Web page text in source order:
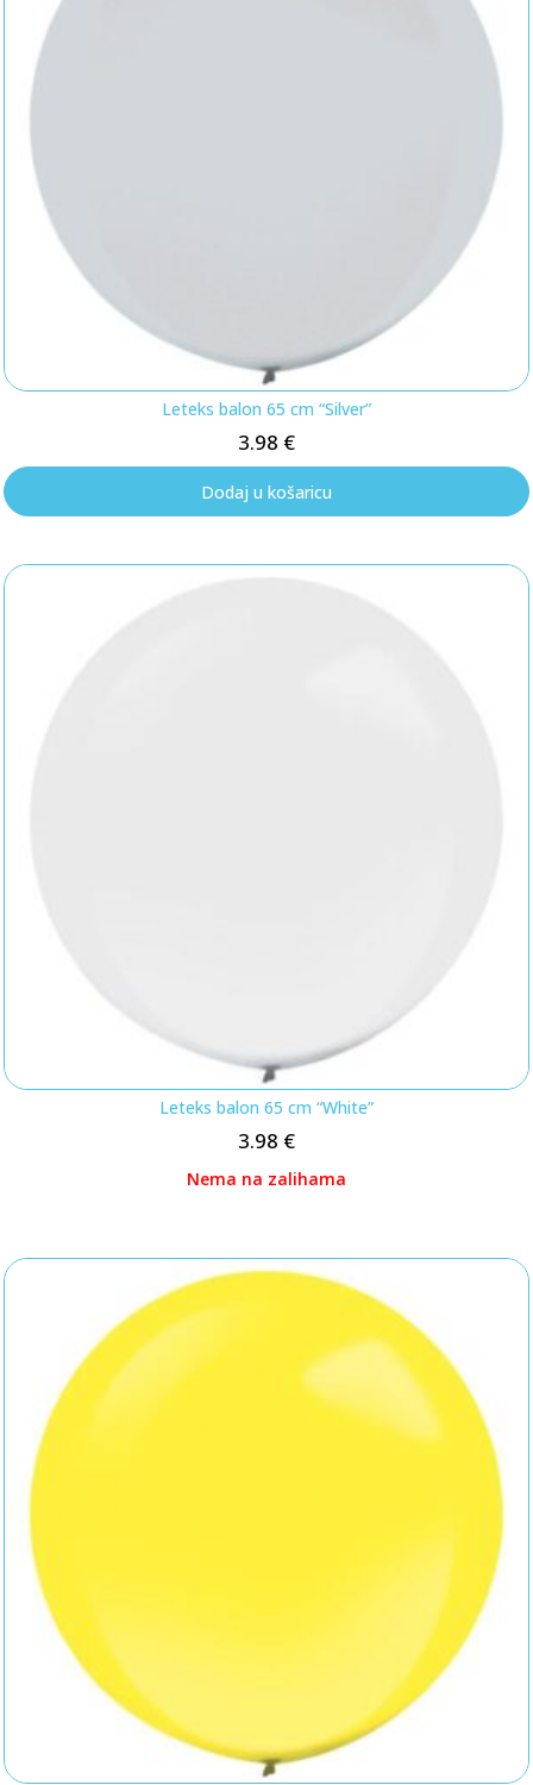
Leteks balon 65 cm “Silver”
3.98 €
Dodaj u košaricu
Leteks balon 65 cm “White”
3.98 €
Nema na zalihama